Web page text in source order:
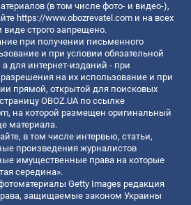
(в том числе фото- и видео-),
https://www.obozrevatel.com и на всех
строго запрещено.
при получении письменного
и при условии обязательной
а для интернет-изданий - при
на их использование и при
прямой, открытой для поисковых
OBOZ.UA по ссылке
, на которой размещен оригинальный
материала.
в том числе интервью, статьи,
произведения журналистов
имущественные права на которые
середина».
Getty Images редакция
защищаемые законом Украины